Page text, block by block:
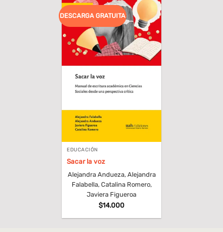
DESCARGA GRATUITA
EDUCACIÓN
Sacar la voz
Alejandra Andueza, Alejandra
Falabella, Catalina Romero,
Javiera Figueroa
$14.000